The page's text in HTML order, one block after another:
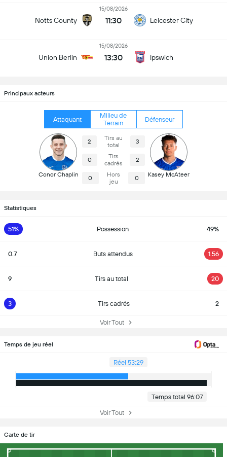
Notts County
15/08/2026
11:30 Leicester City
Union Berlin
15/08/2026
13:30 Ipswich
Principaux acteurs
Attaquant
Milieu de
Terrain
Défenseur
Conor Chaplin
2
Tirs au
total
3
0
Tirs
cadrés
2
0
Hors
jeu
0 Kasey McAteer
Statistiques
51% Possession 49%
0.7 Buts attendus 1.56
9 Tirs au total 20
3 Tirs cadrés 2
Voir Tout
Temps de jeu réel
Réel 53:29
Temps total 96:07
Voir Tout
Carte de tir